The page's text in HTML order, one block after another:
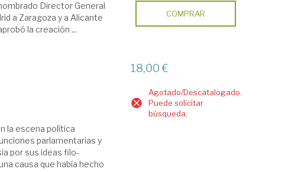
Director General
a Zaragoza y a Alicante
la creación ...
COMPRAR
la escena política
parlamentarias y
por sus ideas filo-
causa que había hecho
18,00 €
Agotado/Descatalogado.
Puede solicitar
búsqueda.